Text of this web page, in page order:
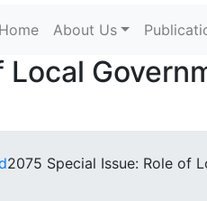
Home About Us
2075 Special Issue: Role of